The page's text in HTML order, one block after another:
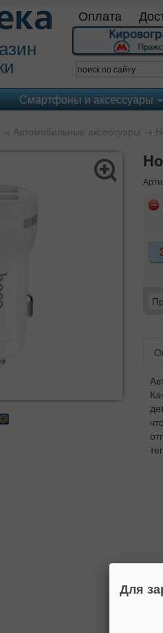
Оплата
Смартфоны и аксессуары
→ Автомобильные аксессуары →
Для